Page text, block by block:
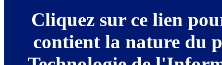
Cliquez sur ce lien
contient la nature du